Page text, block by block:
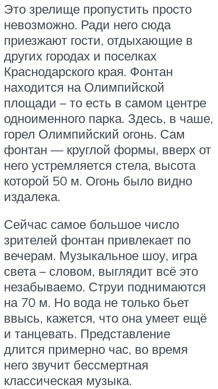
Это зрелище пропустить просто
невозможно. Ради него сюда
приезжают гости, отдыхающие в
других городах и поселках
Краснодарского края. Фонтан
находится на Олимпийской
площади – то есть в самом центре
одноименного парка. Здесь, в чаше,
горел Олимпийский огонь. Сам
фонтан — круглой формы, вверх от
него устремляется стела, высота
которой 50 м. Огонь было видно
издалека.
Сейчас самое большое число
зрителей фонтан привлекает по
вечерам. Музыкальное шоу, игра
света – словом, выглядит всё это
незабываемо. Струи поднимаются
на 70 м. Но вода не только бьет
ввысь, кажется, что она умеет ещё
и танцевать. Представление
длится примерно час, во время
него звучит бессмертная
классическая музыка.